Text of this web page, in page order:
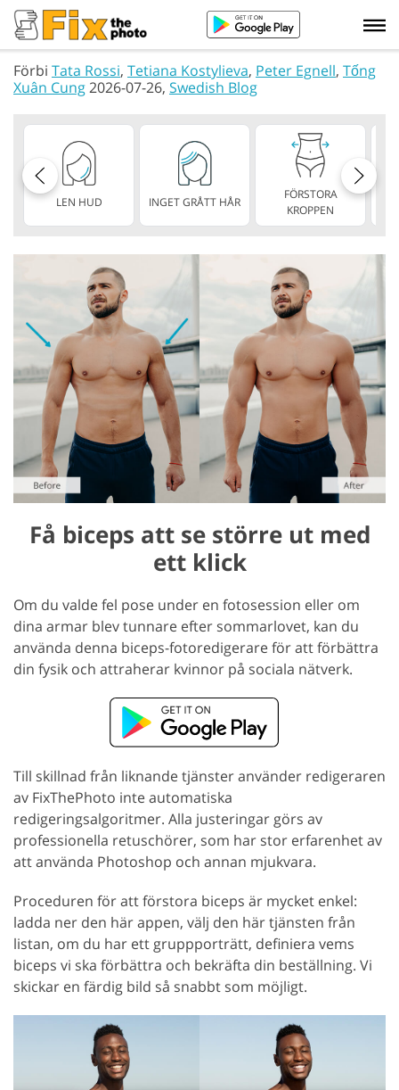
Förbi Tata Rossi, Tetiana Kostylieva, Peter Egnell, Tống
Xuân Cung2026-07-26, Swedish Blog
LEN HUD INGET GRÅTT HÅR
FÖRSTORA
KROPPEN
Få biceps att se större ut med
ett klick
Om du valde fel pose under en fotosession eller om
dina armar blev tunnare efter sommarlovet, kan du
använda denna biceps-fotoredigerare för att förbättra
din fysik och attraherar kvinnor på sociala nätverk.
Till skillnad från liknande tjänster använder redigeraren
av FixThePhoto inte automatiska
redigeringsalgoritmer. Alla justeringar görs av
professionella retuschörer, som har stor erfarenhet av
att använda Photoshop och annan mjukvara.
Proceduren för att förstora biceps är mycket enkel:
ladda ner den här appen, välj den här tjänsten från
listan, om du har ett gruppporträtt, definiera vems
biceps vi ska förbättra och bekräfta din beställning. Vi
skickar en färdig bild så snabbt som möjligt.